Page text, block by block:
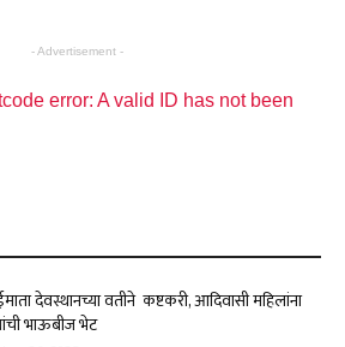
- Advertisement -
error: A valid ID has not been
देवस्थानच्या वतीने कष्टकरी, आदिवासी महिलांना
भाऊबीज भेट